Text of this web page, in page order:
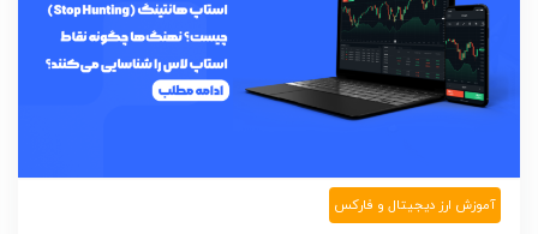
آموزش ارز دیجیتال و فارکس